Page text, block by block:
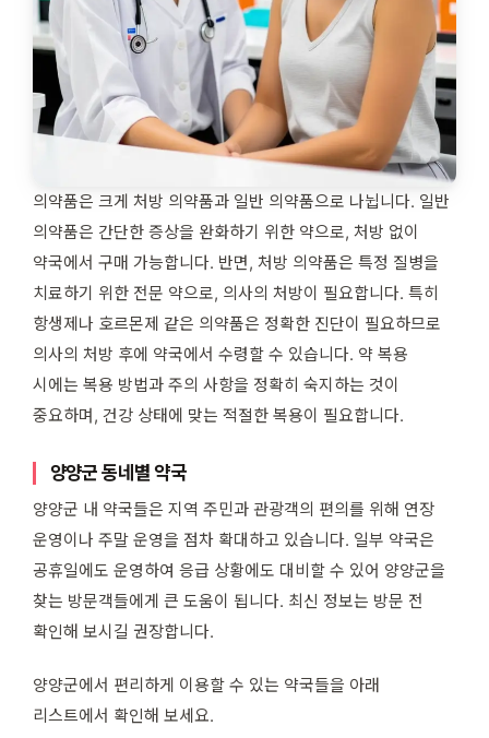
의약품은 크게 처방 의약품과 일반 의약품으로 나뉩니다. 일반
의약품은 간단한 증상을 완화하기 위한 약으로, 처방 없이
약국에서 구매 가능합니다. 반면, 처방 의약품은 특정 질병을
치료하기 위한 전문 약으로, 의사의 처방이 필요합니다. 특히
항생제나 호르몬제 같은 의약품은 정확한 진단이 필요하므로
의사의 처방 후에 약국에서 수령할 수 있습니다. 약 복용
시에는 복용 방법과 주의 사항을 정확히 숙지하는 것이
중요하며, 건강 상태에 맞는 적절한 복용이 필요합니다.
양양군 동네별 약국
양양군 내 약국들은 지역 주민과 관광객의 편의를 위해 연장
운영이나 주말 운영을 점차 확대하고 있습니다. 일부 약국은
공휴일에도 운영하여 응급 상황에도 대비할 수 있어 양양군을
찾는 방문객들에게 큰 도움이 됩니다. 최신 정보는 방문 전
확인해 보시길 권장합니다.
양양군에서 편리하게 이용할 수 있는 약국들을 아래
리스트에서 확인해 보세요.